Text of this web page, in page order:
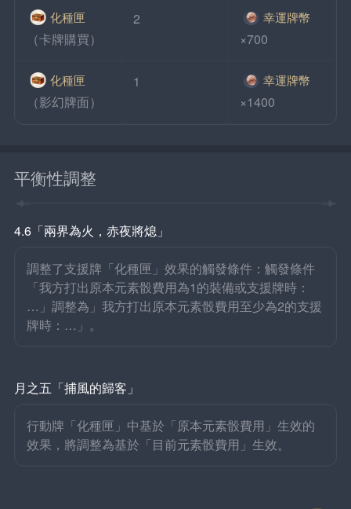
化種匣
（卡牌購買）
2 幸運牌幣
×700
化種匣
（影幻牌面）
1 幸運牌幣
×1400
平衡性調整
4.6「兩界為火，赤夜將熄」
調整了支援牌「化種匣」效果的觸發條件：觸發條件
「我方打出原本元素骰費用為1的裝備或支援牌時：
…」調整為」我方打出原本元素骰費用至少為2的支援
牌時：…」。
月之五「捕風的歸客」
行動牌「化種匣」中基於「原本元素骰費用」生效的
效果，將調整為基於「目前元素骰費用」生效。